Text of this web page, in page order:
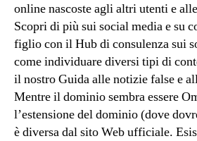
online nascoste agli altri utenti e
Scopri di più sui social media e su
figlio con il Hub di consulenza sui
come individuare diversi tipi di
il nostro Guida alle notizie false e
Mentre il dominio sembra essere
l’estensione del dominio (dove
è diversa dal sito Web ufficiale.